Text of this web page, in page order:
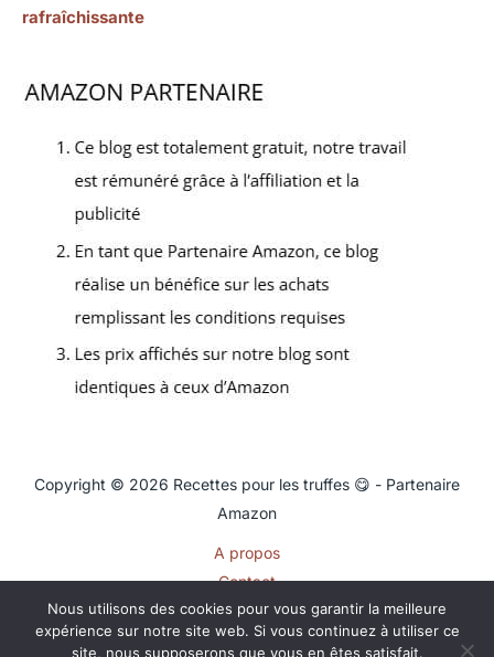
rafraîchissante
Copyright © 2026 Recettes pour les truffes 😋 - Partenaire
Amazon
A propos
Contact
Plan du site
Mentions légales
Nous utilisons des cookies pour vous garantir la meilleure
expérience sur notre site web. Si vous continuez à utiliser ce
site, nous supposerons que vous en êtes satisfait.